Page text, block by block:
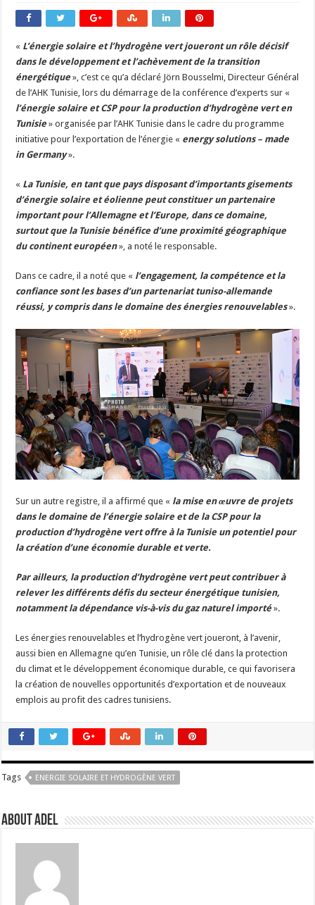
« L’énergie solaire et l’hydrogène vert joueront un rôle décisif
dans le développement et l’achèvement de la transition
énergétique », c’est ce qu’a déclaré Jörn Bousselmi, Directeur Général
de l’AHK Tunisie, lors du démarrage de la conférence d’experts sur «
l’énergie solaire et CSP pour la production d’hydrogène vert en
Tunisie » organisée par l’AHK Tunisie dans le cadre du programme
initiative pour l’exportation de l’énergie « energy solutions – made
in Germany».
« La Tunisie, en tant que pays disposant d’importants gisements
d’énergie solaire et éolienne peut constituer un partenaire
important pour l’Allemagne et l’Europe, dans ce domaine,
surtout que la Tunisie bénéfice d’une proximité géographique
du continent européen», a noté le responsable.
Dans ce cadre, il a noté que « l’engagement, la compétence et la
confiance sont les bases d’un partenariat tuniso-allemande
réussi, y compris dans le domaine des énergies renouvelables».
Sur un autre registre, il a affirmé que « la mise en œuvre de projets
dans le domaine de l’énergie solaire et de la CSP pour la
production d’hydrogène vert offre à la Tunisie un potentiel pour
la création d’une économie durable et verte.
Par ailleurs, la production d’hydrogène vert peut contribuer à
relever les différents défis du secteur énergétique tunisien,
notamment la dépendance vis-à-vis du gaz naturel importé».
Les énergies renouvelables et l’hydrogène vert joueront, à l’avenir,
aussi bien en Allemagne qu’en Tunisie, un rôle clé dans la protection
du climat et le développement économique durable, ce qui favorisera
la création de nouvelles opportunités d’exportation et de nouveaux
emplois au profit des cadres tunisiens.
Tags ENERGIE SOLAIRE ET HYDROGÈNE VERT
About Adel